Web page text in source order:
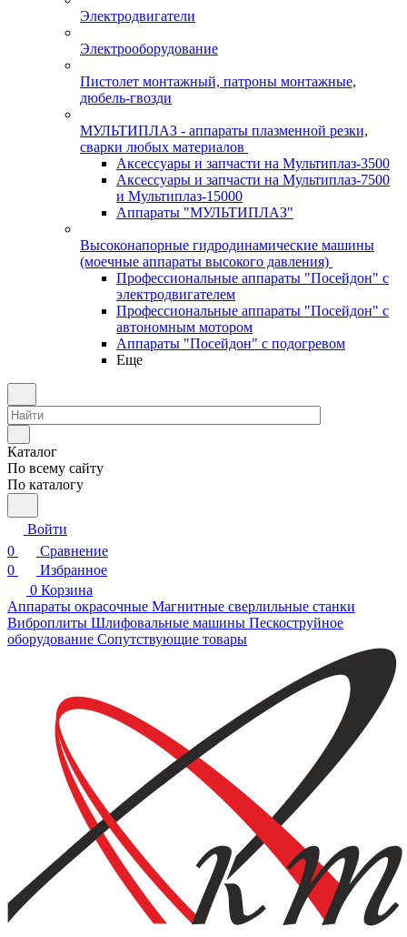
Электродвигатели
Электрооборудование
Пистолет монтажный, патроны монтажные,
дюбель-гвозди
МУЛЬТИПЛАЗ - аппараты плазменной резки,
сварки любых материалов
Аксессуары и запчасти на Мультиплаз-3500
Аксессуары и запчасти на Мультиплаз-7500
и Мультиплаз-15000
Аппараты "МУЛЬТИПЛАЗ"
Высоконапорные гидродинамические машины
(моечные аппараты высокого давления)
Профессиональные аппараты "Посейдон" с
электродвигателем
Профессиональные аппараты "Посейдон" с
автономным мотором
Аппараты "Посейдон" с подогревом
Еще
Каталог
По всему сайту
По каталогу
Войти
0
Сравнение
0
Избранное
0 Корзина
Аппараты окрасочные Магнитные сверлильные станки
Виброплиты Шлифовальные машины Пескоструйное
оборудование Сопутствующие товары